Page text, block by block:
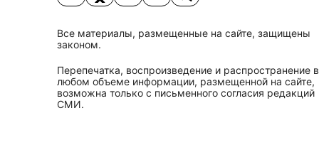
Все материалы, размещенные на сайте, защищены
законом.
Перепечатка, воспроизведение и распространение в
любом объеме информации, размещенной на сайте,
возможна только с письменного согласия редакций
СМИ.